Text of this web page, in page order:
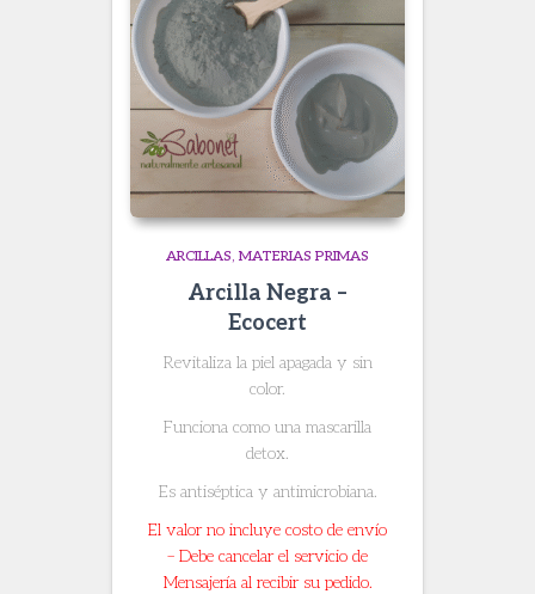
ARCILLAS MATERIAS PRIMAS
Arcilla Negra –
Ecocert
Revitaliza la piel apagada y sin
color.
Funciona como una mascarilla
detox.
Es antiséptica y antimicrobiana.
El valor no incluye costo de envío
– Debe cancelar el servicio de
Mensajería al recibir su pedido.